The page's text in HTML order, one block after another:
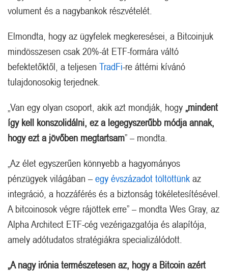
volument és a nagybankok részvételét.
Elmondta, hogy az ügyfelek megkeresései, a Bitcoinjuk
mindösszesen csak 20%-át ETF-formára váltó
befektetőktől, a teljesen TradFi-re áttérni kívánó
tulajdonosokig terjednek.
„Van egy olyan csoport, akik azt mondják, hogy „mindent
így kell konszolidálni, ez a legegyszerűbb módja annak,
hogy ezt a jövőben megtartsam” – mondta.
„Az élet egyszerűen könnyebb a hagyományos
pénzügyek világában – egy évszázadot töltöttünk az
integráció, a hozzáférés és a biztonság tökéletesítésével.
A bitcoinosok végre rájöttek erre” – mondta Wes Gray, az
Alpha Architect ETF-cég vezérigazgatója és alapítója,
amely adótudatos stratégiákra specializálódott.
„A nagy irónia természetesen az, hogy a Bitcoin azért